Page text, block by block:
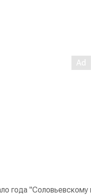
года "Соловьевскому